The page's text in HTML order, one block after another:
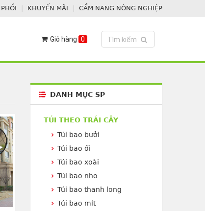
KHUYẾN MÃI CẨM NANG NÔNG NGHIỆP
Toggle search
Tìm kiếm
Giỏ hàng 0
DANH MỤC SP
TÚI THEO TRÁI CÂY
Túi bao bưởi
Túi bao ổi
Túi bao xoài
Túi bao nho
Túi bao thanh long
Túi bao mít